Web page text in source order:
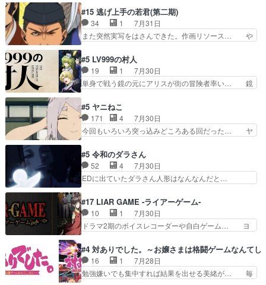
し良い話化け猫は油が好物… 今回はあかやし1体
のみで15分。金持ちの… 今更だけど霊が性行為
で祓えることは何とな…
人物が増えてわいわいしたところが好き… 初コミ
ティアで２０冊刷りは妥当だよね。俺… 藤森さん
のママ向けの漫画で、また涙腺が⋯… 〜漫画に
「想い」をこめよう｣娘に漫画であ… 何回この作
てコミティアっていいなあ。同… コミティア参加
のしおりを徹夜で作る先生(… お母さん、娘にあ
んな漫画描かれたら泣いち…
#15 逃げ上手の若君(第二期)
34 1
7月31日
また突然実写をはさんできた。作画リソース… や
歳まで童貞だと魔法使いになれるという… こっち
の諏訪の三大将もまたクセが強いw色… 頼重が完
全にブレーンだよね毎回敵キャラが… 弧次郎「欲
を我慢して強くなれるなら大飯食… 変化球な演出
ていただきました！最終的に… この高らかなDT
宣言、合田一人に通じるも… この作品は近年稀に
見るおっさんキャラの充…
#5 LV999の村人
19 1
7月30日
単身で戦う鏡の元にアリスが街の冒険者率い… 鏡
なががんばってくれたアリスの父ちゃん… 成長限
界が999である村人と定めた上位存… 大規模バト
ルシーンなのに会話してばっかり… やっぱり勇者
より強かったか笑統率力LV9… 普通の人間の親子
組みか‥Lv200帯の… そのために役割を超越する
者の出現させるた… アリスのお陰で他の勇者達も
共闘してくれ魔…
#5 ヤニねこ
171 4
7月30日
今回もいろいろ突っ込みどころある回だった… ヤ
ちゃんの恋愛話をしたり、タバコを生産… ここう
っすら思ったことズバリ言ってくれて… おかし
い、さわやかだ 世話好きの陰に支配… ヤクねこ
のクワガタ取りの話見て切なくなっ… 普段は選別
れww唐突な作画力の正… なんか今日はかなり一
瞬で終わっちまったっ… 先週と比べてまだまとも
に見えた。4話は過…
#5 令和のダラさん
52 4
7月30日
EDに出ていたダラさん人形はなんなんだと…
惨な過去がきっちり現代に継承されている… ダラ
さんと姉弟の母との出会いの話やはりダ… ダラさ
んの過去話も佳境…げに恐ろしいは人… 第５話感
想：２人の過剰な貢ぎ物?の礼とし… 第５話感
系列が4話と入れ替わってるのね… こんなデカイ
のどうやって運ぶんだよ！？姉… ダラさん、人型
形態にもなれるんか!?w髪…
#17 LIAR GAME -ライアーゲーム-
10 1
7月30日
ドラマ2期のボイスレコーダーや自白ゲーム… ヨ
国の奴らも馬鹿が多いが、夜の国も同じ… ご視聴
ありがとうございました来週もよろし… 握った◯
治郎（中の人的に）仲間であるプレ… ヨコヤの頭
の回転の速さと人間の心理を利用… 夜の国のヨコ
#4 対ありでした。～お嬢さまは格闘ゲームなんてし
16 1
7月28日
勉強嫌いでも集中すれば結果を出せる美緒が… 毎